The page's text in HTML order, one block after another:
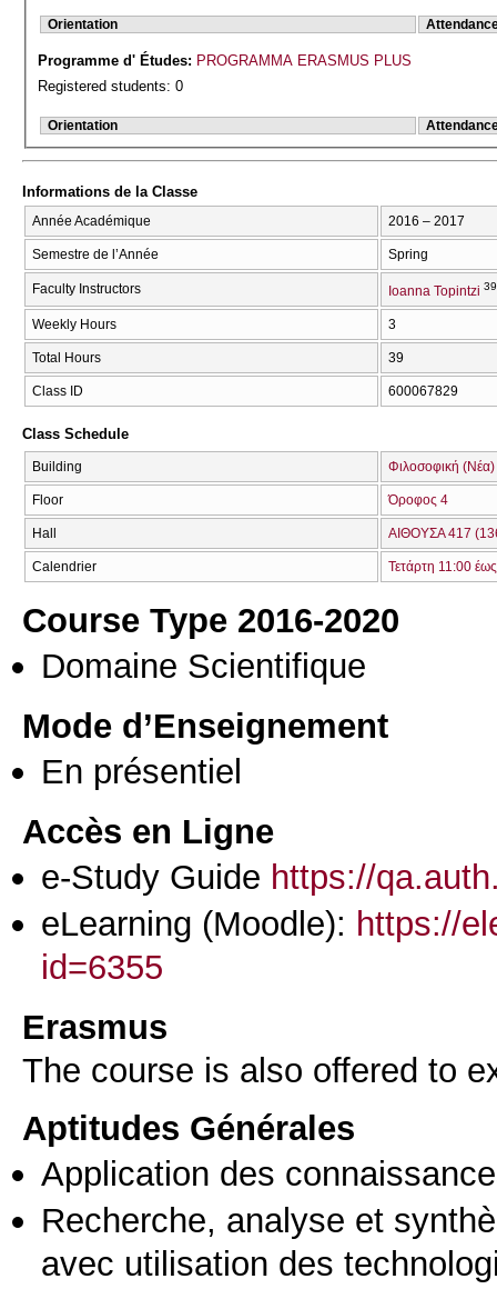
Orientation
Programme d' Études: PROGRAMMA ERASMUS PLUS
Registered students: 0
Orientation
Informations de la Classe
Année Académique 2016 – 2017
Semestre de l’Année Spring
Faculty Instructors Ioanna Topintzi
Weekly Hours 3
Total Hours 39
Class ID 600067829
Class Schedule
Building Φιλοσοφική (Νέα)
Floor Όροφος 4
Hall ΑΙΘΟΥΣΑ 417
Calendrier Τετάρτη 11:00
Course Type 2016-2020
Domaine Scientifique
Mode d’Enseignement
En présentiel
Accès en Ligne
e-Study Guide https://
eLearning (Moodle): https://
id=6355
Erasmus
The course is also offered to
Aptitudes Générales
Application des
Recherche, analyse et
avec utilisation des